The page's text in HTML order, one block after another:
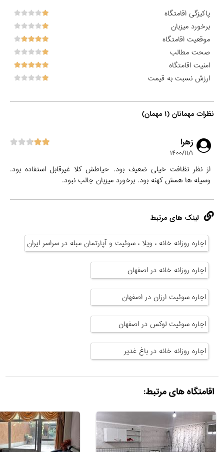
پاکیزگی اقامتگاه
برخورد میزبان
موقعیت اقامتگاه
صحت مطالب
امنیت اقامتگاه
ارزش نسبت به قیمت
نظرات مهمانان (۱ مهمان)
زهرا
۱۴۰۰/۱۱/۱
از نظر نظافت خیلی ضعیف بود. حیاطش کلا غیرقابل استفاده بود.
وسیله ها همش کهنه بود. برخورد میزبان جالب نبود.
لینک های مرتبط
اجاره روزانه خانه ، ویلا ، سوئیت و آپارتمان مبله در سراسر ایران
اجاره روزانه خانه در اصفهان
اجاره سوئیت ارزان در اصفهان
اجاره سوئیت لوکس در اصفهان
اجاره روزانه خانه در باغ غدیر
اقامتگاه های مرتبط: